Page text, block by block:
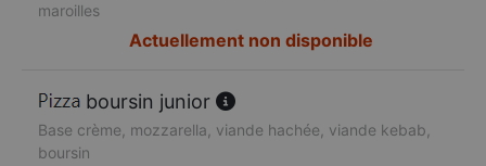
maroilles
Actuellement non disponible
boursin junior
Base crème, mozzarella, viande hachée, viande kebab,
boursin